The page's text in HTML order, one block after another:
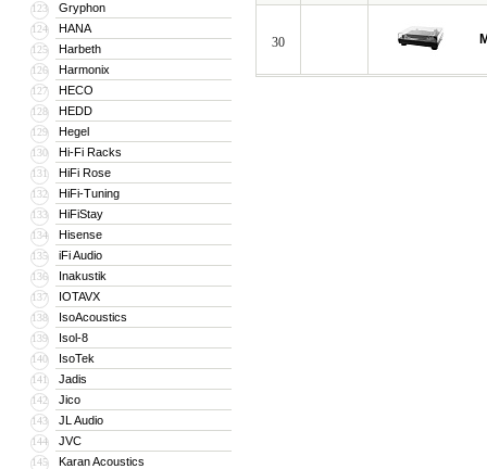
123 Gryphon
124 HANA
125 Harbeth
126 Harmonix
127 HECO
128 HEDD
129 Hegel
130 Hi-Fi Racks
131 HiFi Rose
132 HiFi-Tuning
133 HiFiStay
134 Hisense
135 iFi Audio
136 Inakustik
137 IOTAVX
138 IsoAcoustics
139 Isol-8
140 IsoTek
141 Jadis
142 Jico
143 JL Audio
144 JVC
145 Karan Acoustics
30